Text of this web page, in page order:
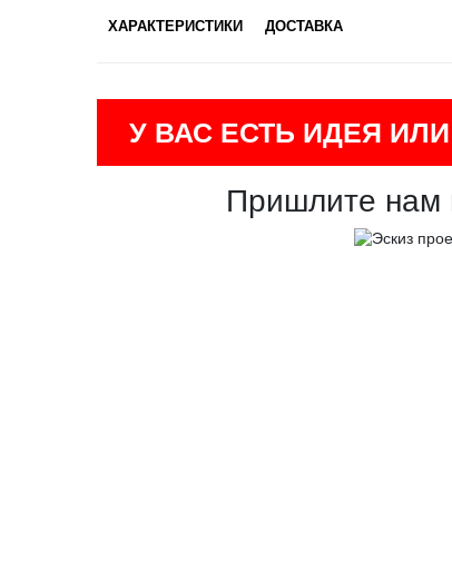
ХАРАКТЕРИСТИКИ ДОСТАВКА
У ВАС ЕСТЬ ИДЕЯ
Пришлите нам